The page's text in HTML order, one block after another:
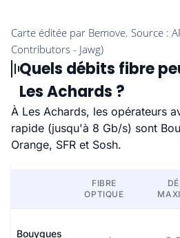
Quels débits fibre
Les Achards ?
À Les Achards, les opérateurs
rapide (jusqu'à 8 Gb/s) sont
Orange, SFR et Sosh.
FIBRE
OPTIQUE
Bouygues